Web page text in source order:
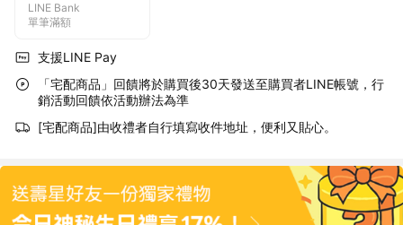
LINE Bank
單筆滿額
支援LINE Pay
「宅配商品」回饋將於購買後30天發送至購買者LINE帳號，行
銷活動回饋依活動辦法為準
[宅配商品]由收禮者自行填寫收件地址，便利又貼心。